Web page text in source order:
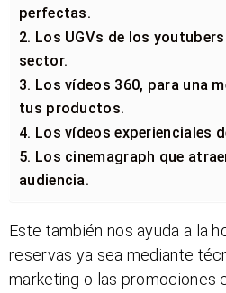
perfectas.
2. Los UGVs de los
sector.
3. Los vídeos 360, para una
tus productos.
4. Los vídeos experienciales
5. Los cinemagraph que
audiencia.
Este también nos ayuda a la
reservas ya sea mediante
marketing o las promociones